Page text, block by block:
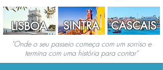
LISBOA SINTRA CASCAIS
"Onde o seu passeio começa com um sorriso e
termina com uma história para contar"